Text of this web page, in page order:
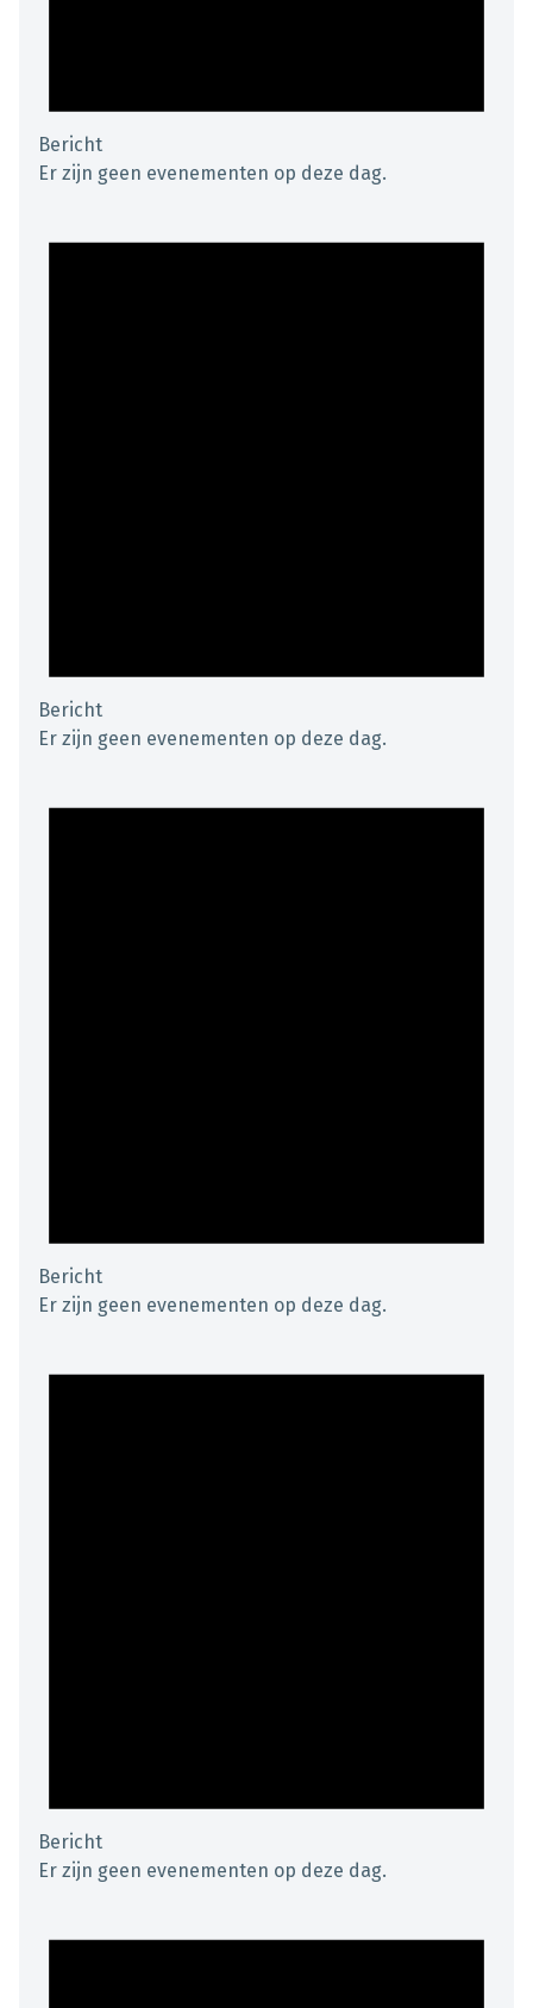
Bericht
Er zijn geen evenementen op deze dag.
Bericht
Er zijn geen evenementen op deze dag.
Bericht
Er zijn geen evenementen op deze dag.
Bericht
Er zijn geen evenementen op deze dag.